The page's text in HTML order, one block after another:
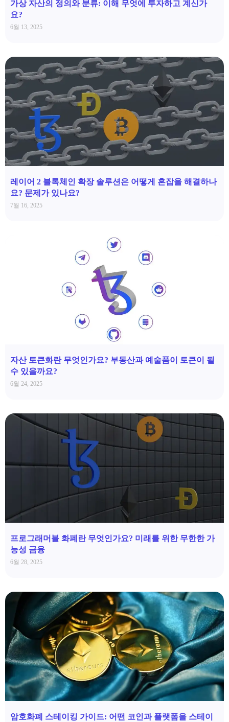
가상 자산의 정의와 분류: 이해 무엇에 투자하고 계신가
요?
6월 13, 2025
레이어 2 블록체인 확장 솔루션은 어떻게 혼잡을 해결하나
요? 문제가 있나요?
7월 16, 2025
자산 토큰화란 무엇인가요? 부동산과 예술품이 토큰이 될
수 있을까요?
6월 24, 2025
프로그래머블 화폐란 무엇인가요? 미래를 위한 무한한 가
능성 금융
6월 28, 2025
암호화폐 스테이킹 가이드: 어떤 코인과 플랫폼을 스테이